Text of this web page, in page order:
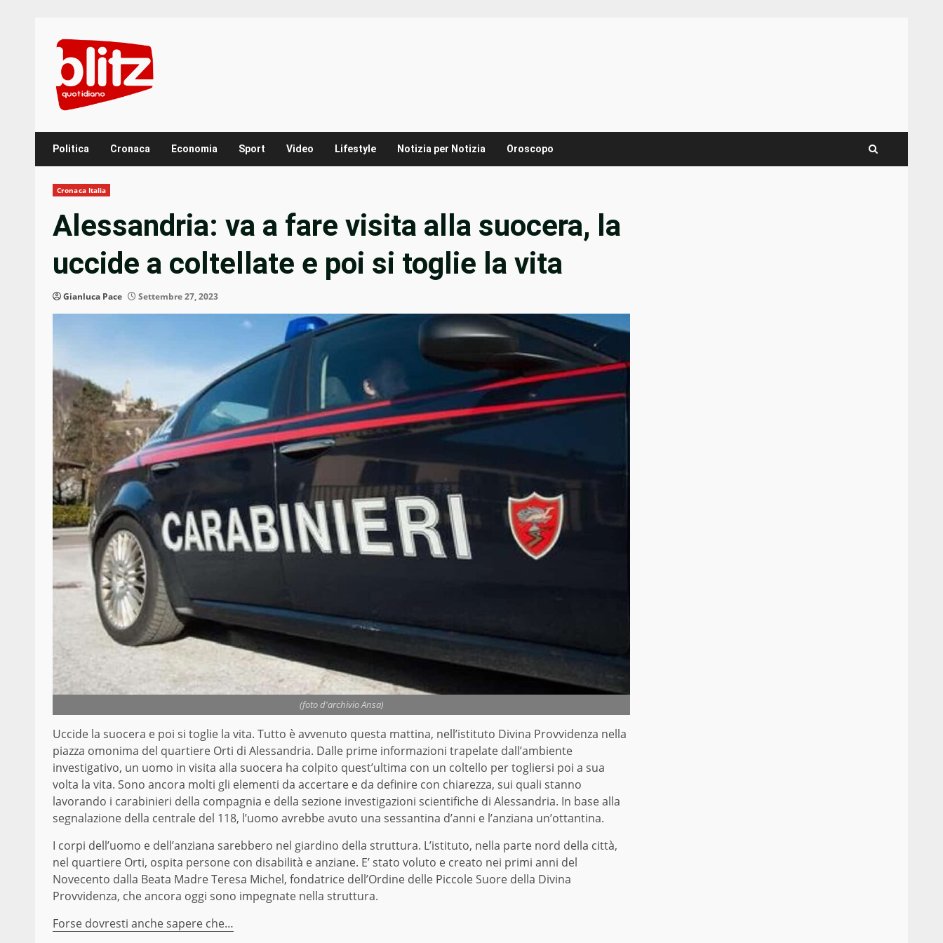
content
Politica Cronaca Economia Sport Video Lifestyle Notizia per Notizia Oroscopo
Cronaca Italia
Alessandria: va a fare visita alla suocera, la
uccide a coltellate e poi si toglie la vita
Gianluca Pace Settembre 27, 2023
(foto d'archivio Ansa)
Uccide la suocera e poi si toglie la vita. Tutto è avvenuto questa mattina, nell’istituto Divina Provvidenza nella
piazza omonima del quartiere Orti di Alessandria. Dalle prime informazioni trapelate dall’ambiente
investigativo, un uomo in visita alla suocera ha colpito quest’ultima con un coltello per togliersi poi a sua
volta la vita. Sono ancora molti gli elementi da accertare e da definire con chiarezza, sui quali stanno
lavorando i carabinieri della compagnia e della sezione investigazioni scientifiche di Alessandria. In base alla
segnalazione della centrale del 118, l’uomo avrebbe avuto una sessantina d’anni e l’anziana un’ottantina.
I corpi dell’uomo e dell’anziana sarebbero nel giardino della struttura. L’istituto, nella parte nord della città,
nel quartiere Orti, ospita persone con disabilità e anziane. E’ stato voluto e creato nei primi anni del
Novecento dalla Beata Madre Teresa Michel, fondatrice dell’Ordine delle Piccole Suore della Divina
Provvidenza, che ancora oggi sono impegnate nella struttura.
Forse dovresti anche sapere che…